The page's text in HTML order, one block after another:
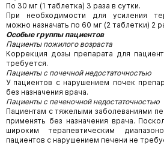
По 30 мг (1 таблетка) 3 раза в сутки.
При необходимости для усиления
можно назначать по 60 мг (2 таблетки) 2
Особые группы пациентов
Пациенты пожилого возраста
Коррекция дозы препарата для
требуется.
Пациенты с почечной недостаточностью
У пациентов с нарушением почек
без назначения врача.
Пациенты с печеночной недостаточностью
Пациентам с тяжелыми заболеваниями
применять без назначения врача.
широким терапевтическим
пациентов с нарушением печени не